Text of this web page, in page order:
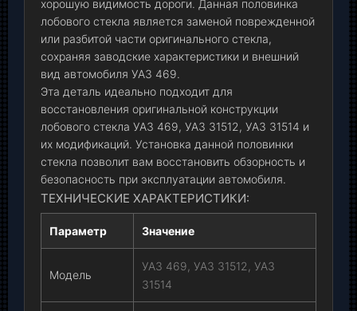
хорошую видимость дороги. Данная половинка
лобового стекла является заменой поврежденной
или разбитой части оригинального стекла,
сохраняя заводские характеристики и внешний
вид автомобиля УАЗ 469.
Эта деталь идеально подходит для
восстановления оригинальной конструкции
лобового стекла УАЗ 469, УАЗ 31512, УАЗ 31514 и
их модификаций. Установка данной половинки
стекла позволит вам восстановить обзорность и
безопасность при эксплуатации автомобиля.
ТЕХНИЧЕСКИЕ ХАРАКТЕРИСТИКИ:
Параметр Значение
Модель
УАЗ 469, УАЗ 31512, УАЗ
31514